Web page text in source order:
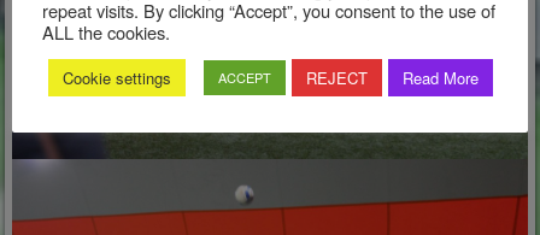
repeat visits. By clicking “Accept”, you consent to the use of
ALL the cookies.
Cookie settings ACCEPT REJECT Read More